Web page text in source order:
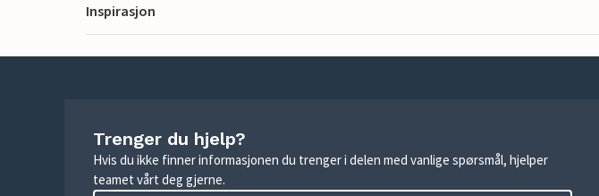
Inspirasjon
Trenger du hjelp?
Hvis du ikke finner informasjonen du trenger i delen med vanlige spørsmål, hjelper
teamet vårt deg gjerne.